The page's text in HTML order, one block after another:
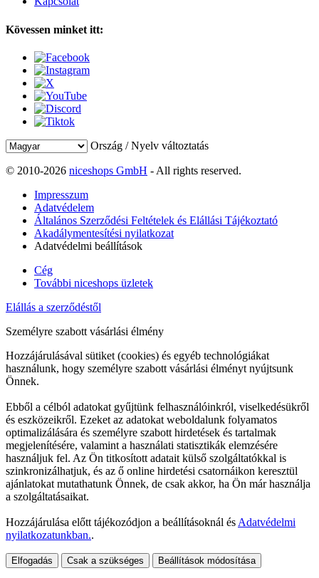
Kövessen minket itt:
Ország / Nyelv változtatás
© 2010-2026 niceshops GmbH - All rights reserved.
Impresszum
Adatvédelem
Általános Szerződési Feltételek és Elállási Tájékoztató
Akadálymentesítési nyilatkozat
Adatvédelmi beállítások
Cég
További niceshops üzletek
Elállás a szerződéstől
Személyre szabott vásárlási élmény
Hozzájárulásával sütiket (cookies) és egyéb technológiákat
használunk, hogy személyre szabott vásárlási élményt nyújtsunk
Önnek.
Ebből a célból adatokat gyűjtünk felhasználóinkról, viselkedésükről
és eszközeikről. Ezeket az adatokat weboldalunk folyamatos
optimalizálására és személyre szabott hirdetések és tartalmak
megjelenítésére, valamint a használati statisztikák elemzésére
használjuk fel. Az Ön titkosított adatait külső szolgáltatókkal is
szinkronizálhatjuk, és az ő online hirdetési csatornáikon keresztül
ajánlatokat mutathatunk Önnek, de csak akkor, ha Ön már használja
a szolgáltatásaikat.
Hozzájárulása előtt tájékozódjon a beállításoknál és Adatvédelmi
nyilatkozatunkban..
Elfogadás Csak a szükséges Beállítások módosítása